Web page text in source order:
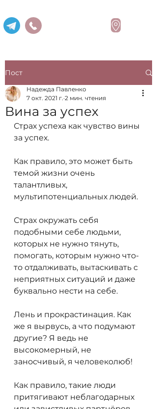
Пост
Вина за успех
Надежда Павленко
7 окт. 2021 г. 2 мин. чтения
Страх успеха как чувство вины
за успех.
Как правило, это может быть
темой жизни очень
талантливых,
мультипотенциальных людей.
Страх окружать себя
подобными себе людьми,
которых не нужно тянуть,
помогать, которым нужно что-
то отдалживать, вытаскивать с
неприятных ситуаций и даже
буквально нести на себе.
Лень и прокрастинация. Как
же я вырвусь, а что подумают
другие? Я ведь не
высокомерный, не
заносчивый, я человеколюб!
Как правило, такие люди
притягивают неблагодарных